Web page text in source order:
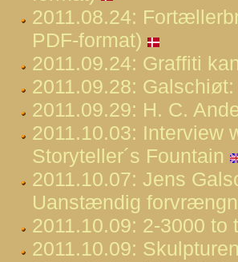
2011.08.24:
PDF-format)
2011.09.24: Graffiti
2011.09.28:
2011.09.29: H. C.
2011.10.03: Interview
Storyteller´s Fountain
2011.10.07: Jens
Uanstændig
2011.10.09: 2-3000
2011.10.09: